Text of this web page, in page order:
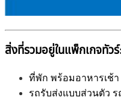
สิ่งที่รวมอยู่ในแพ็กเกจทัว
ที่พัก พร้อมอาหารเช้
รถรับส่งแบบส่วนตัว